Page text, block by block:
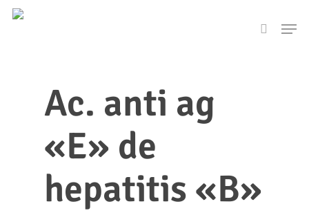
Skip
search
Ac. anti ag
«E» de
hepatitis «B»